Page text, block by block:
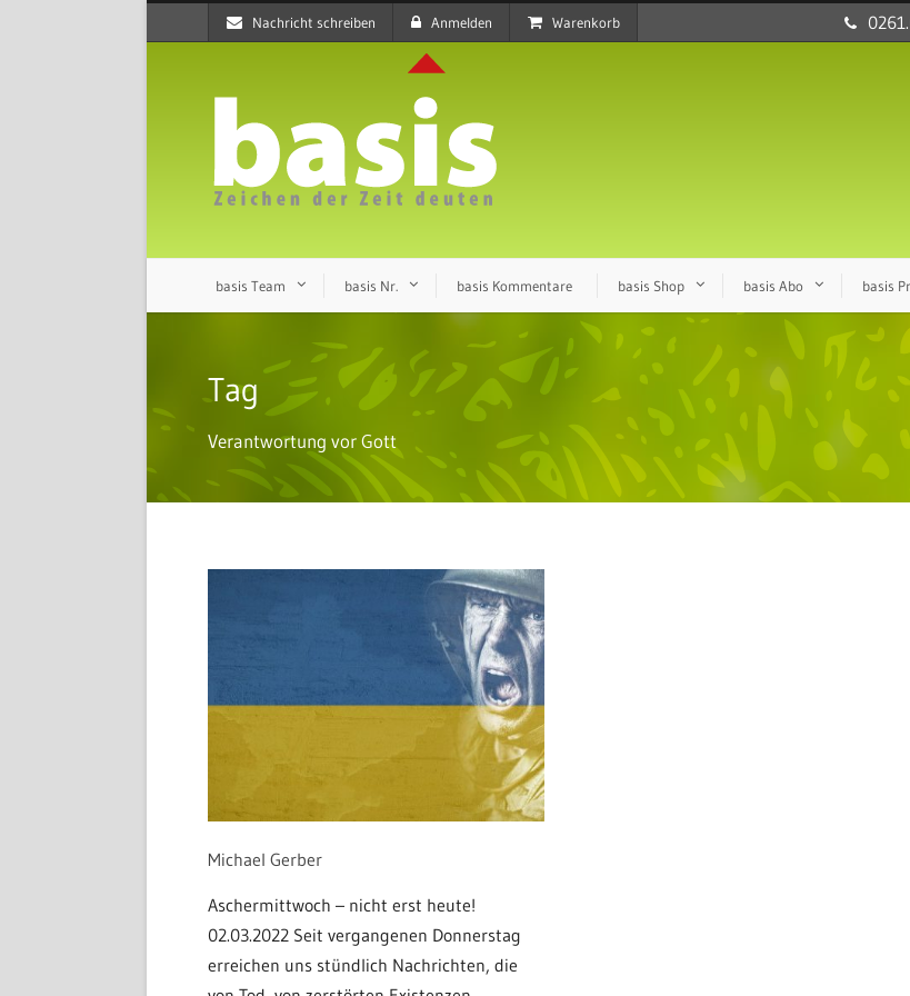
Nachricht schreiben Anmelden Warenkorb
basis Team basis Nr. basis Kommentare basis Shop basis Abo basis
Tag
Verantwortung vor Gott
Michael Gerber
Aschermittwoch – nicht erst heute!
02.03.2022 Seit vergangenen Donnerstag
erreichen uns stündlich Nachrichten, die